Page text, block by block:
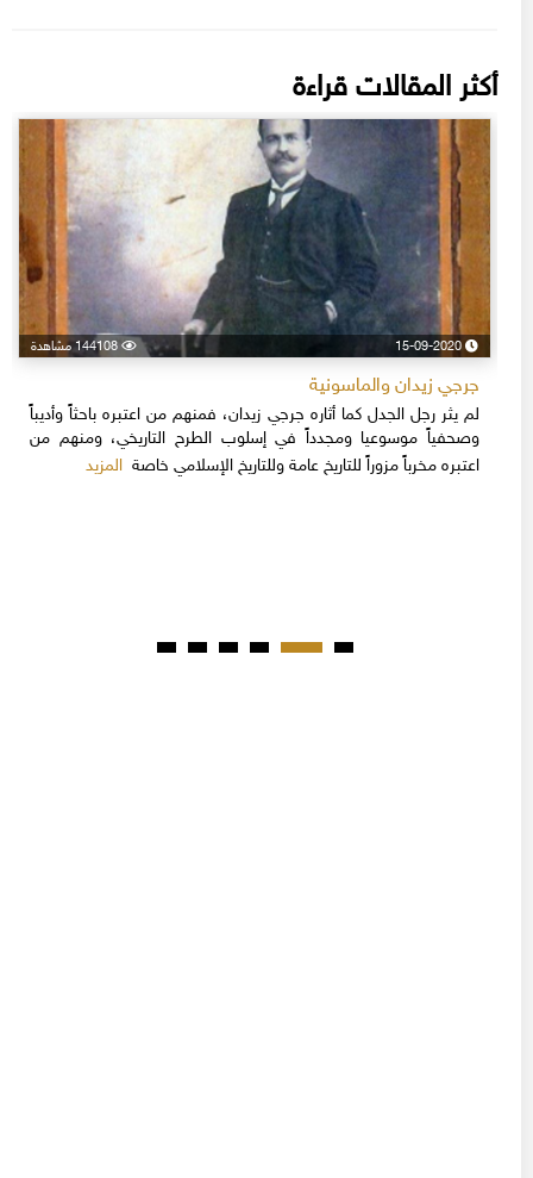
أكثر المقالات قراءة
15-09-2020 144108 مشاهدة
جرجي زيدان والماسونية
لم يثر رجل الجدل كما أثاره جرجي زيدان، فمنهم من اعتبره باحثاً وأديباً
وصحفياً موسوعيا ومجدداً في إسلوب الطرح التاريخي، ومنهم من
اعتبره مخرباً مزوراً للتاريخ عامة وللتاريخ الإسلامي خاصةالمزيد